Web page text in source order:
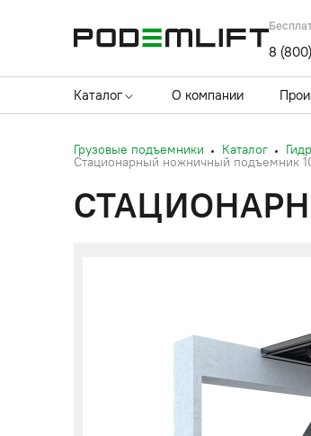
8
Каталог О компании
Грузовые подъемники Каталог
Стационарный ножничный подъемник